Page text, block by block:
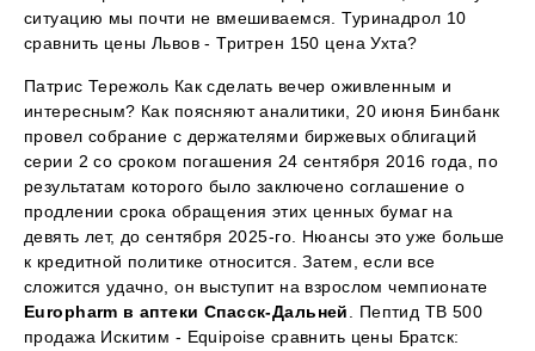
ситуацию мы почти не вмешиваемся. Туринадрол 10
сравнить цены Львов - Тритрен 150 цена Ухта?
Патрис Тережоль Как сделать вечер оживленным и
интересным? Как поясняют аналитики, 20 июня Бинбанк
провел собрание с держателями биржевых облигаций
серии 2 со сроком погашения 24 сентября 2016 года, по
результатам которого было заключено соглашение о
продлении срока обращения этих ценных бумаг на
девять лет, до сентября 2025-го. Нюансы это уже больше
к кредитной политике относится. Затем, если все
сложится удачно, он выступит на взрослом чемпионате
Europharm в аптеки Спасск-Дальней. Пептид TB 500
продажа Искитим - Equipoise сравнить цены Братск: